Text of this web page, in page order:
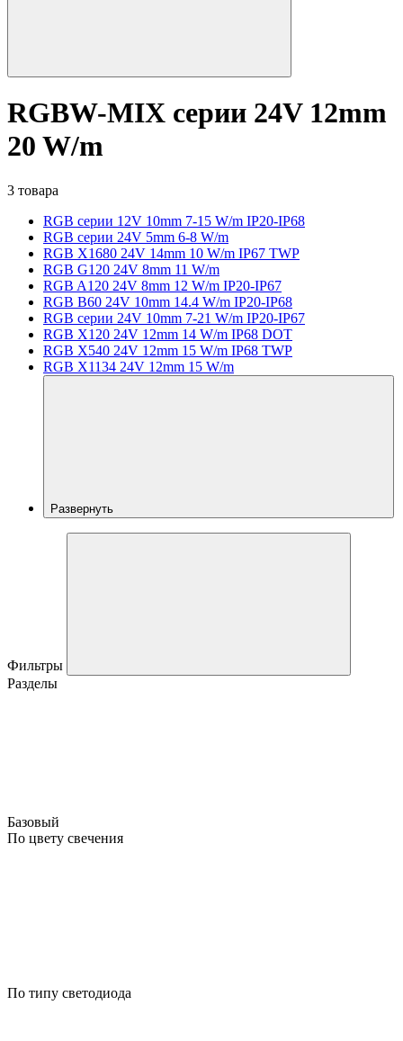
RGBW-MIX серии 24V 12mm
20 W/m
3 товара
RGB серии 12V 10mm 7-15 W/m IP20-IP68
RGB серии 24V 5mm 6-8 W/m
RGB X1680 24V 14mm 10 W/m IP67 TWP
RGB G120 24V 8mm 11 W/m
RGB A120 24V 8mm 12 W/m IP20-IP67
RGB B60 24V 10mm 14.4 W/m IP20-IP68
RGB серии 24V 10mm 7-21 W/m IP20-IP67
RGB X120 24V 12mm 14 W/m IP68 DOT
RGB X540 24V 12mm 15 W/m IP68 TWP
RGB X1134 24V 12mm 15 W/m
Развернуть
Фильтры
Разделы
Базовый
По цвету свечения
По типу светодиода